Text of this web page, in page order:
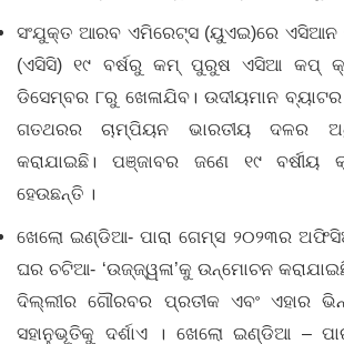
ସଂଯୁକ୍ତ ଆରବ ଏମିରେଟ୍ସ (ୟୁଏଇ)ରେ ଏସିଆନ
(ଏସିସି) ୧୯ ବର୍ଷରୁ କମ୍‌ ପୁରୁଷ ଏସିଆ କପ୍‌
ଡିସେମ୍ବର ୮ରୁ ଖେଳାଯିବ। ଉଦୀୟମାନ
ଗତଥରର ଚାମ୍ପିୟନ ଭାରତୀୟ ଦଳର
କରାଯାଇଛି। ପଞ୍ଜାବର ଜଣେ ୧୯ ବର୍ଷୀୟ
ହେଉଛନ୍ତି ।
ଖେଲୋ ଇଣ୍ଡିଆ- ପାରା ଗେମ୍ସ ୨୦୨୩ର
ଘର ଚଟିଆ- ‘ଉଜ୍ଜ୍ୱଳା’କୁ ଉନ୍ମୋଚନ
ଦିଲ୍ଲୀର ଗୌରବର ପ୍ରତୀକ ଏବଂ ଏହାର
ସହାନୁଭୂତିକୁ ଦର୍ଶାଏ । ଖେଲୋ ଇଣ୍ଡିଆ –